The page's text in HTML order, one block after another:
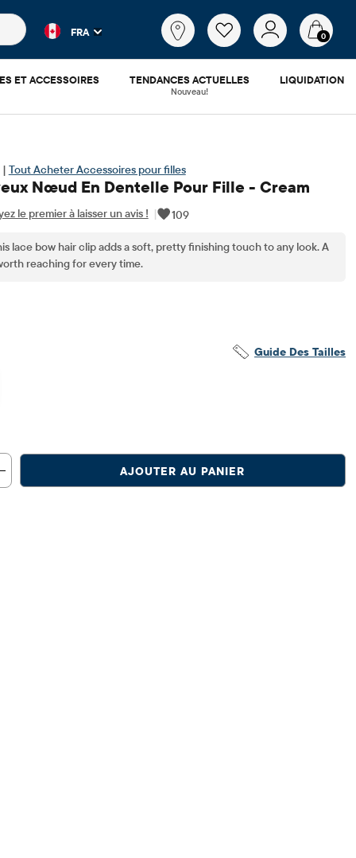
populaires et les résultats de produits au fur et à
FRA 0
ET ACCESSOIRES TENDANCES ACTUELLES
Nouveau!
LIQUIDATION
| Tout Acheter Accessoires pour filles
Nœud En Dentelle Pour Fille - Cream
le premier à laisser un avis ! | 109
lace bow hair clip adds a soft, pretty finishing touch to any look. A
reaching for every time.
Guide Des Tailles
AJOUTER AU PANIER